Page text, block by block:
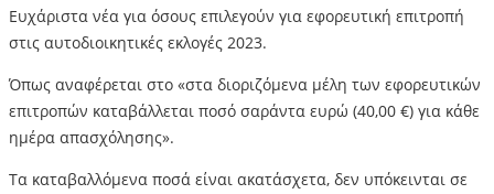
Ευχάριστα νέα για όσους επιλεγούν για εφορευτική επιτροπή
στις αυτοδιοικητικές εκλογές 2023.
Όπως αναφέρεται στο «στα διοριζόμενα μέλη των εφορευτικών
επιτροπών καταβάλλεται ποσό σαράντα ευρώ (40,00 €) για κάθε
ημέρα απασχόλησης».
Τα καταβαλλόμενα ποσά είναι ακατάσχετα, δεν υπόκεινται σε